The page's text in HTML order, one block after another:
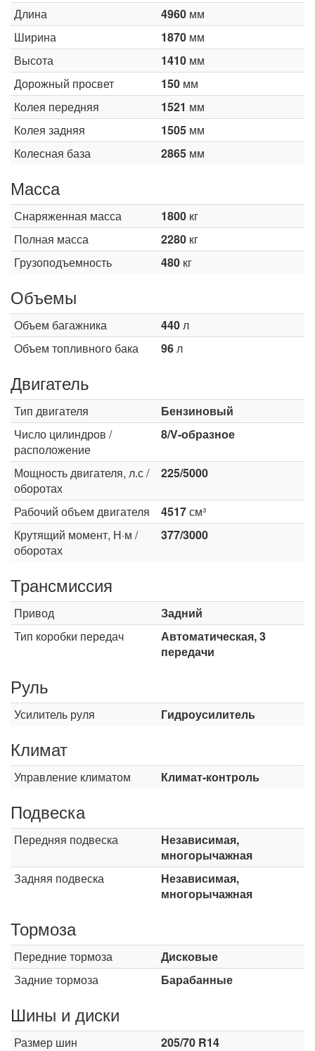
Длина 4960 мм
Ширина
1870 мм
Высота
1410 мм
Дорожный просвет
150 мм
Колея передняя
1521 мм
Колея задняя
1505 мм
Колесная база
2865 мм
Масса
Снаряженная масса 1800 кг
Полная масса
2280 кг
Грузоподъемность
480 кг
Объемы
Объем багажника 440л
Объем топливного бака
96л
Двигатель
Тип двигателя
Бензиновый
Число цилиндров /
расположение
8/V-образное
Мощность двигателя, л.с /
оборотах
225/5000
Рабочий объем двигателя 4517см³
Крутящий момент, Н·м /
оборотах
377/3000
Трансмиссия
Привод
Задний
Тип коробки передач
Автоматическая, 3
передачи
Руль
Усилитель руля Гидроусилитель
Климат
Управление климатом Климат-контроль
Подвеска
Передняя подвеска
Независимая,
многорычажная
Задняя подвеска
Независимая,
многорычажная
Тормоза
Передние тормоза
Дисковые
Задние тормоза
Барабанные
Шины и диски
Размер шин 205/70 R14